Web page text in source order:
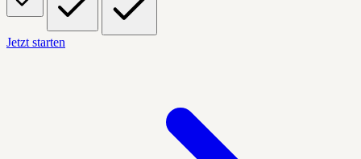
Jetzt starten